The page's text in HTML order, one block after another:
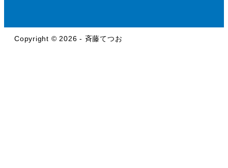
Copyright © 2026 - 斉藤てつお